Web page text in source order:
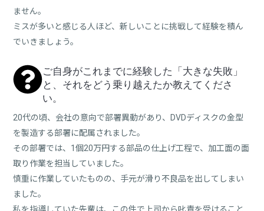
ません。
ミスが多いと感じる人ほど、新しいことに挑戦して経験を積ん
でいきましょう。
ご自身がこれまでに経験した「大きな失敗」
と、それをどう乗り越えたか教えてくださ
い。
20代の頃、会社の意向で部署異動があり、DVDディスクの金型
を製造する部署に配属されました。
その部署では、1個20万円する部品の仕上げ工程で、加工面の面
取り作業を担当していました。
慎重に作業していたものの、手元が滑り不良品を出してしまい
ました。